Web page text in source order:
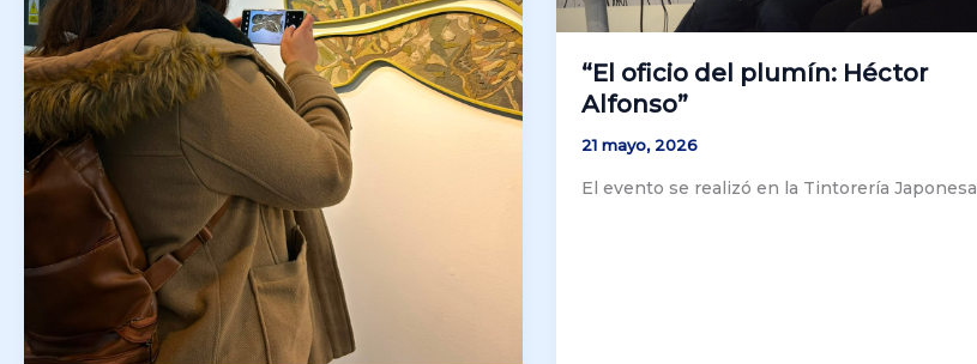
“El oficio del plumín: Héctor
Alfonso”
21 mayo, 2026
El evento se realizó en la Tintorería Japonesa